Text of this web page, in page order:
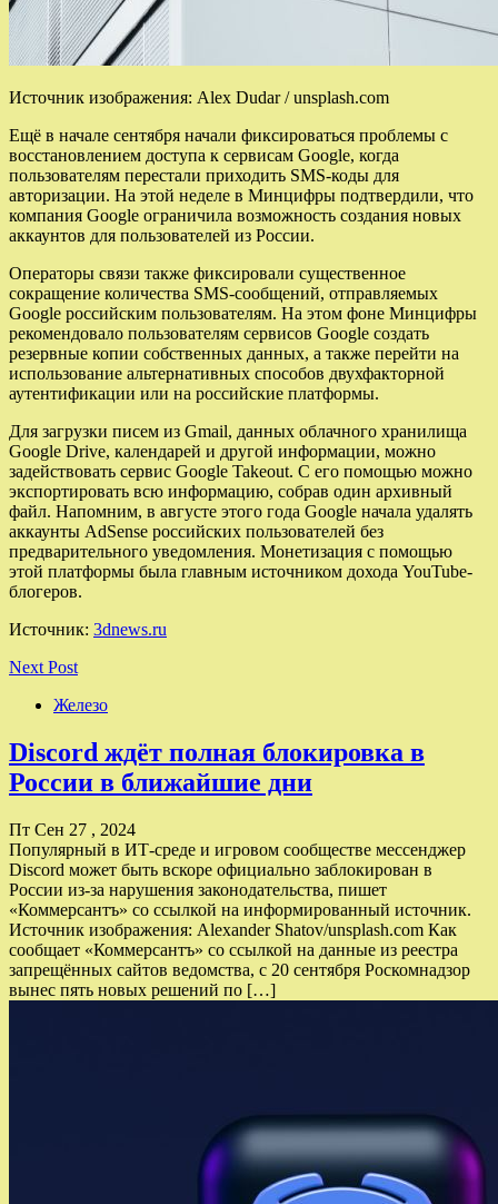
Источник изображения: Alex Dudar / unsplash.com
Ещё в начале сентября начали фиксироваться проблемы с
восстановлением доступа к сервисам Google, когда
пользователям перестали приходить SMS-коды для
авторизации. На этой неделе в Минцифры подтвердили, что
компания Google ограничила возможность создания новых
аккаунтов для пользователей из России.
Операторы связи также фиксировали существенное
сокращение количества SMS-сообщений, отправляемых
Google российским пользователям. На этом фоне Минцифры
рекомендовало пользователям сервисов Google создать
резервные копии собственных данных, а также перейти на
использование альтернативных способов двухфакторной
аутентификации или на российские платформы.
Для загрузки писем из Gmail, данных облачного хранилища
Google Drive, календарей и другой информации, можно
задействовать сервис Google Takeout. С его помощью можно
экспортировать всю информацию, собрав один архивный
файл. Напомним, в августе этого года Google начала удалять
аккаунты AdSense российских пользователей без
предварительного уведомления. Монетизация с помощью
этой платформы была главным источником дохода YouTube-
блогеров.
Источник: 3dnews.ru
Next Post
Железо
Discord ждёт полная блокировка в
России в ближайшие дни
Пт Сен 27 , 2024
Популярный в ИТ-среде и игровом сообществе мессенджер
Discord может быть вскоре официально заблокирован в
России из-за нарушения законодательства, пишет
«Коммерсантъ» со ссылкой на информированный источник.
Источник изображения: Alexander Shatov/unsplash.com Как
сообщает «Коммерсантъ» со ссылкой на данные из реестра
запрещённых сайтов ведомства, с 20 сентября Роскомнадзор
вынес пять новых решений по […]